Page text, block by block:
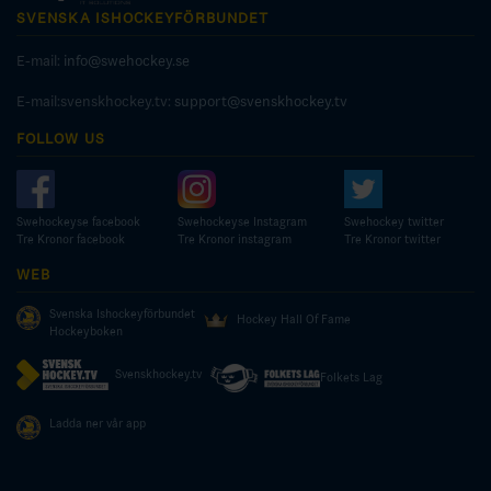
SVENSKA ISHOCKEYFÖRBUNDET
E-mail: info@swehockey.se
E-mail:svenskhockey.tv: support@svenskhockey.tv
FOLLOW US
Swehockeyse facebook
Tre Kronor facebook
Swehockeyse Instagram
Tre Kronor instagram
Swehockey twitter
Tre Kronor twitter
WEB
Svenska Ishockeyförbundet
Hockeyboken
Hockey Hall Of Fame
Svenskhockey.tv Folkets Lag
Ladda ner vår app